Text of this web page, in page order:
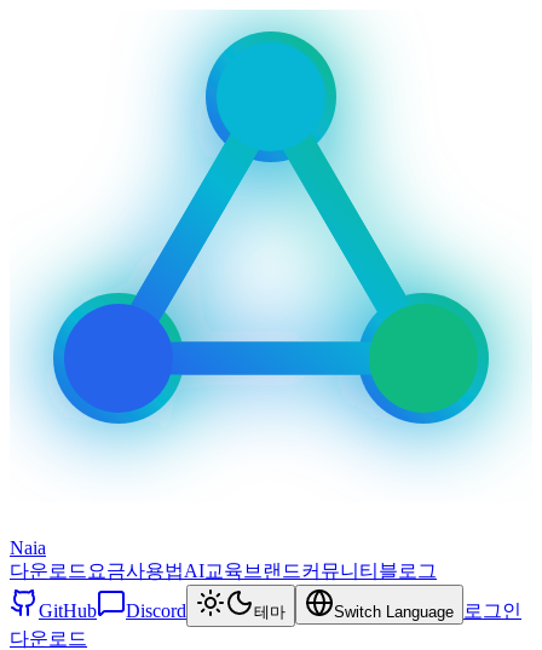
Naia
다운로드 요금사용법AI교육 브랜드커뮤니티 블로그
GitHub
Discord 테마 Switch Language
로그인
다운로드